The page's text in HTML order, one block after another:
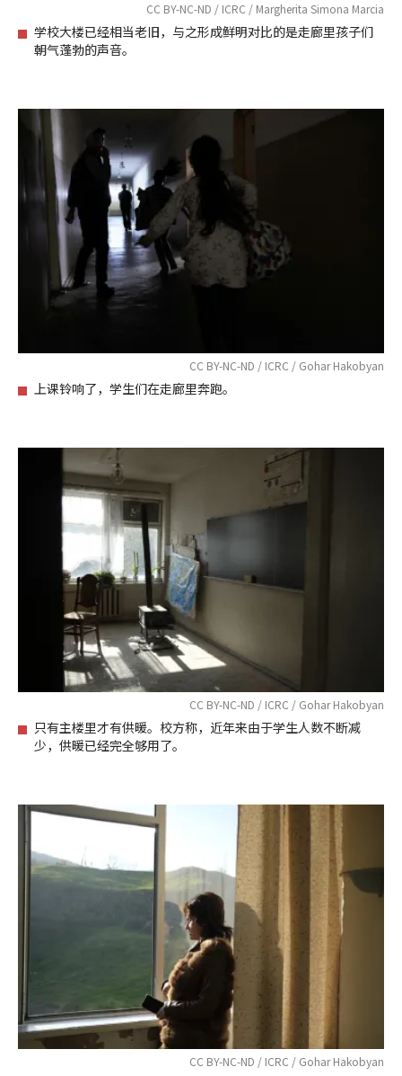
CC BY-NC-ND / ICRC / Margherita Simona Marcia
学校大楼已经相当老旧，与之形成鲜明对比的是走廊里孩子们
朝气蓬勃的声音。
CC BY-NC-ND / ICRC / Gohar Hakobyan
上课铃响了，学生们在走廊里奔跑。
CC BY-NC-ND / ICRC / Gohar Hakobyan
只有主楼里才有供暖。校方称，近年来由于学生人数不断减
少，供暖已经完全够用了。
CC BY-NC-ND / ICRC / Gohar Hakobyan